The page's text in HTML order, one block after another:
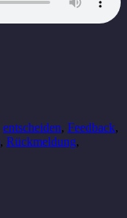
entscheiden, Feedback,
, Rückmeldung,